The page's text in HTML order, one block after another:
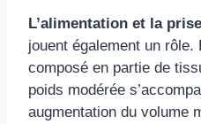
L’alimentation et la
jouent également un
composé en partie de
poids modérée
augmentation du volume